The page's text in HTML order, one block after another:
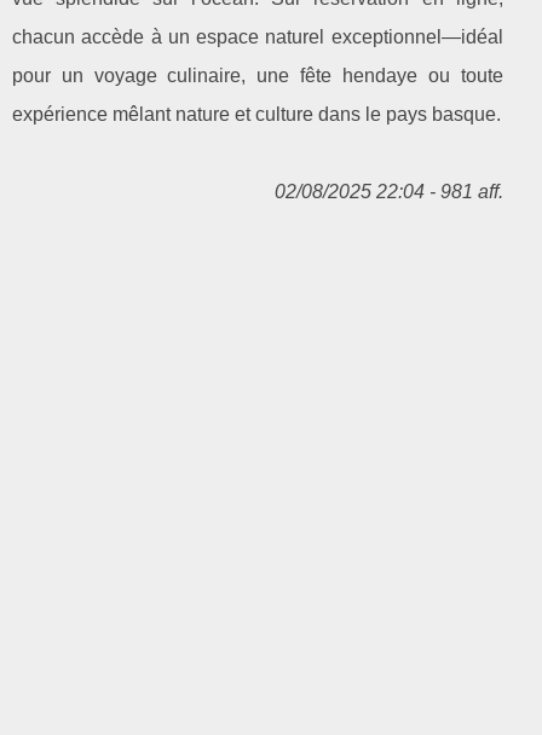
chacun accède à un espace naturel exceptionnel—idéal
pour un voyage culinaire, une fête hendaye ou toute
expérience mêlant nature et culture dans le pays basque.
02/08/2025 22:04 - 981 aff.